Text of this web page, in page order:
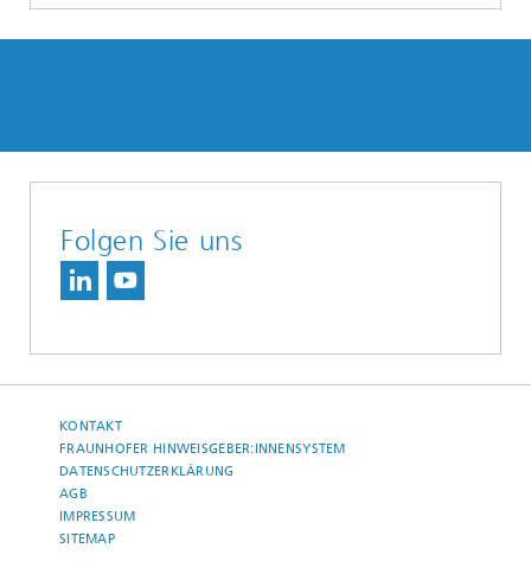
Folgen Sie uns
KONTAKT
FRAUNHOFER HINWEISGEBER:INNENSYSTEM
DATENSCHUTZERKLÄRUNG
AGB
IMPRESSUM
SITEMAP